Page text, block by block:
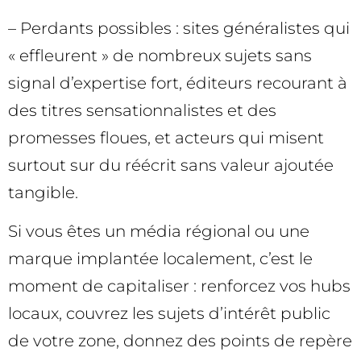
– Perdants possibles : sites généralistes qui
« effleurent » de nombreux sujets sans
signal d’expertise fort, éditeurs recourant à
des titres sensationnalistes et des
promesses floues, et acteurs qui misent
surtout sur du réécrit sans valeur ajoutée
tangible.
Si vous êtes un média régional ou une
marque implantée localement, c’est le
moment de capitaliser : renforcez vos hubs
locaux, couvrez les sujets d’intérêt public
de votre zone, donnez des points de repère